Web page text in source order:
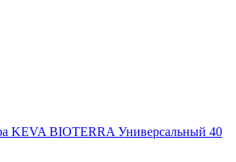
KEVA BIOTERRA Универсальный 40